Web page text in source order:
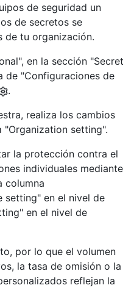
de seguridad un
de secretos se
de tu organización.
en la sección "Secret
de "Configuraciones de
.
realiza los cambios
"Organization setting".
la protección contra el
individuales mediante
columna
setting" en el nivel de
en el nivel de
por lo que el volumen
la tasa de omisión o la
reflejan la